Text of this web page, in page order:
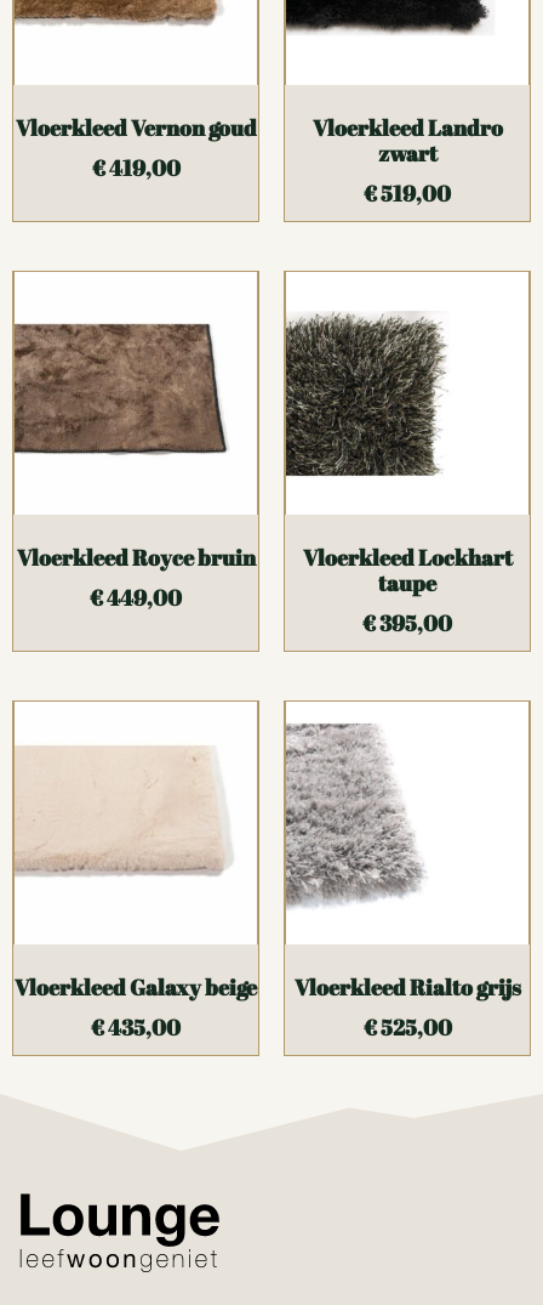
Vloerkleed Vernon goud
€419,00
Vloerkleed Landro
zwart
€519,00
Vloerkleed Royce bruin
€449,00
Vloerkleed Lockhart
taupe
€395,00
Vloerkleed Galaxy beige
€435,00
Vloerkleed Rialto grijs
€525,00